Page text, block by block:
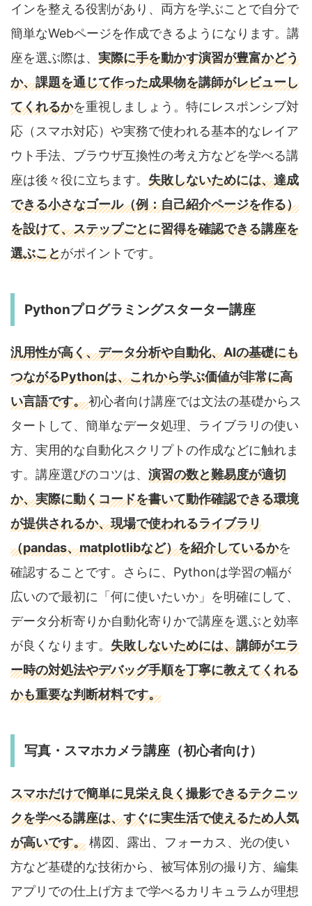
インを整える役割があり、両方を学ぶことで自分で
簡単なWebページを作成できるようになります。講
座を選ぶ際は、 実際に手を動かす演習が豊富かどう
か、課題を通じて作った成果物を講師がレビューし
てくれるかを重視しましょう。特にレスポンシブ対
応（スマホ対応）や実務で使われる基本的なレイア
ウト手法、ブラウザ互換性の考え方などを学べる講
座は後々役に立ちます。 失敗しないためには、達成
できる小さなゴール（例：自己紹介ページを作る）
を設けて、ステップごとに習得を確認できる講座を
選ぶことがポイントです。
Pythonプログラミングスターター講座
汎用性が高く、データ分析や自動化、AIの基礎にも
つながるPythonは、これから学ぶ価値が非常に高
い言語です。初心者向け講座では文法の基礎からス
タートして、簡単なデータ処理、ライブラリの使い
方、実用的な自動化スクリプトの作成などに触れま
す。講座選びのコツは、 演習の数と難易度が適切
か、実際に動くコードを書いて動作確認できる環境
が提供されるか、現場で使われるライブラリ
（pandas、matplotlibなど）を紹介しているかを
確認することです。さらに、Pythonは学習の幅が
広いので最初に「何に使いたいか」を明確にして、
データ分析寄りか自動化寄りかで講座を選ぶと効率
が良くなります。 失敗しないためには、講師がエラ
ー時の対処法やデバッグ手順を丁寧に教えてくれる
かも重要な判断材料です。
写真・スマホカメラ講座（初心者向け）
スマホだけで簡単に見栄え良く撮影できるテクニッ
クを学べる講座は、すぐに実生活で使えるため人気
が高いです。 構図、露出、フォーカス、光の使い
方など基礎的な技術から、被写体別の撮り方、編集
アプリでの仕上げ方まで学べるカリキュラムが理想